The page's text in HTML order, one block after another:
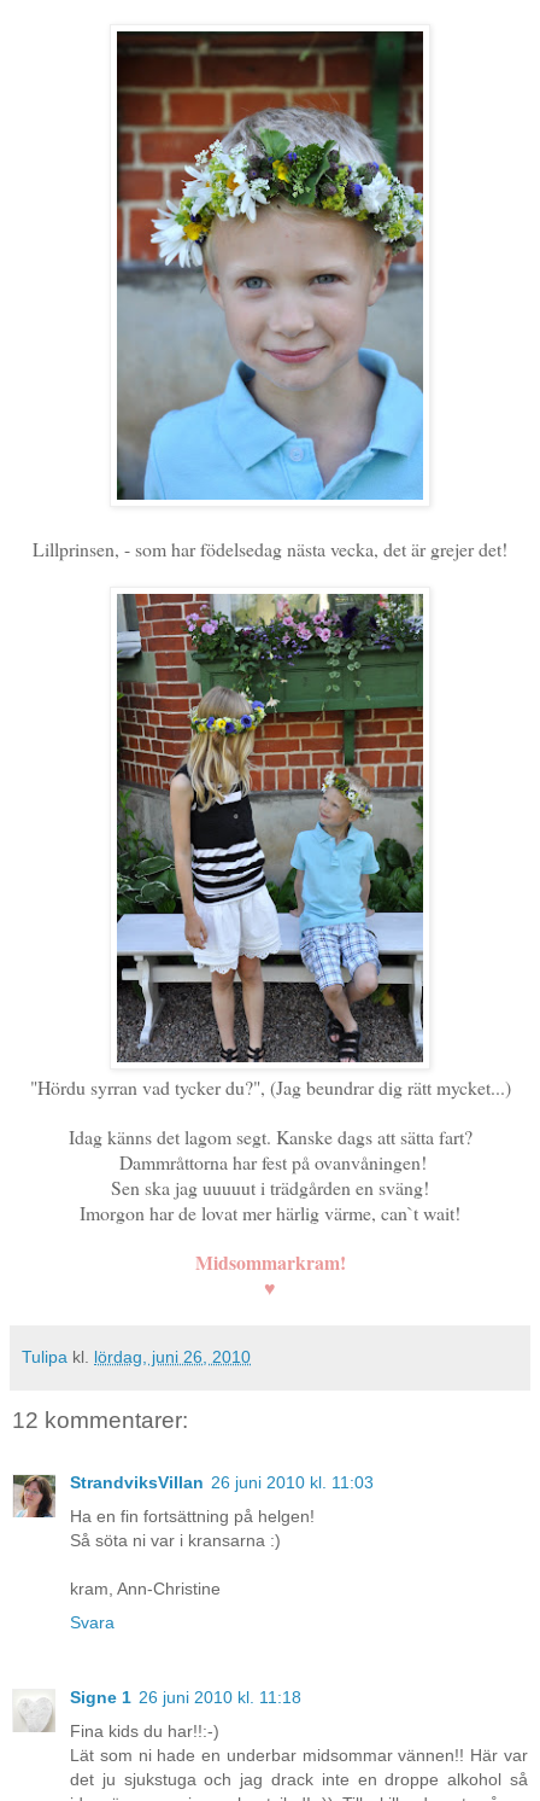
Lillprinsen, - som har födelsedag nästa vecka, det är grejer det!
"Hördu syrran vad tycker du?", (Jag beundrar dig rätt mycket...)
Idag känns det lagom segt. Kanske dags att sätta fart?
Dammråttorna har fest på ovanvåningen!
Sen ska jag uuuuut i trädgården en sväng!
Imorgon har de lovat mer härlig värme, can`t wait!
Midsommarkram!
♥
Tulipa kl. lördag, juni 26, 2010
12 kommentarer:
StrandviksVillan 26 juni 2010 kl. 11:03
Ha en fin fortsättning på helgen!
Så söta ni var i kransarna :)
kram, Ann-Christine
Svara
Signe 1 26 juni 2010 kl. 11:18
Fina kids du har!!:-)
Lät som ni hade en underbar midsommar vännen!! Här var
det ju sjukstuga och jag drack inte en droppe alkohol så